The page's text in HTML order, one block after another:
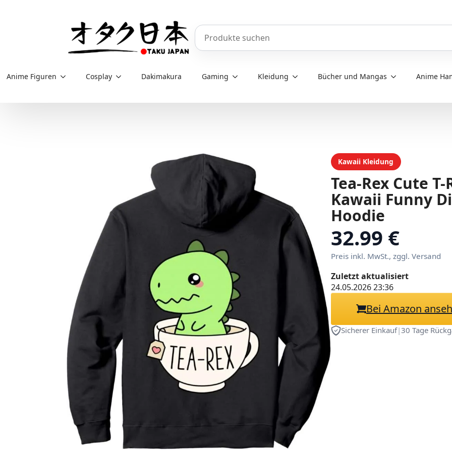
Produkte durchsuchen
Anime Figuren Cosplay Dakimakura Gaming Kleidung Bücher und Mangas Anime
Kawaii Kleidung
Tea-Rex Cute
Kawaii Funny
Hoodie
32.99 €
Preis inkl. MwSt., zggl. Versand
Zuletzt aktualisiert
24.05.2026 23:36
Bei Amazon
Sicherer Einkauf|30 Tage